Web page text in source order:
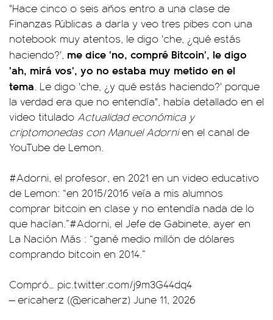
"Hace cinco o seis años entro a una clase de
Finanzas Públicas a darla y veo tres pibes con una
notebook muy atentos, le digo 'che, ¿qué estás
haciendo?', me dice 'no, compré Bitcoin', le digo
'ah, mirá vos', yo no estaba muy metido en el
tema. Le digo 'che, ¿y qué estás haciendo?' porque
la verdad era que no entendía", había detallado en el
video titulado Actualidad económica y
criptomonedas con Manuel Adornien el canal de
YouTube de Lemon.
#Adorni, el profesor, en 2021 en un video educativo
de Lemon: “en 2015/2016 veía a mis alumnos
comprar bitcoin en clase y no entendía nada de lo
que hacían.”#Adorni, el Jefe de Gabinete, ayer en
La Nación Más : “gané medio millón de dólares
comprando bitcoin en 2014.”
Compró… pic.twitter.com/j9m3G44dq4
— ericaherz (@ericaherz) June 11, 2026